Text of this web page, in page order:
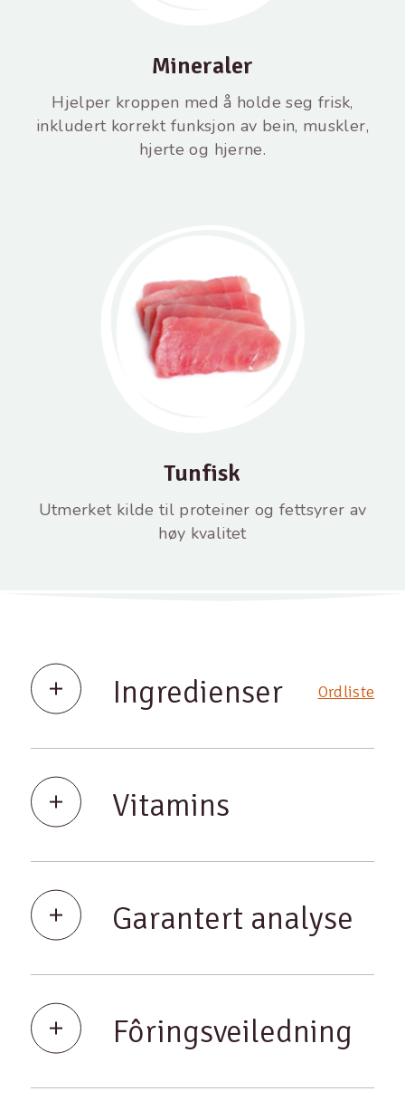
Mineraler
Hjelper kroppen med å holde seg frisk,
inkludert korrekt funksjon av bein, muskler,
hjerte og hjerne.
Tunfisk
Utmerket kilde til proteiner og fettsyrer av
høy kvalitet
Ingredienser Ordliste
Vitamins
Garantert analyse
Fôringsveiledning